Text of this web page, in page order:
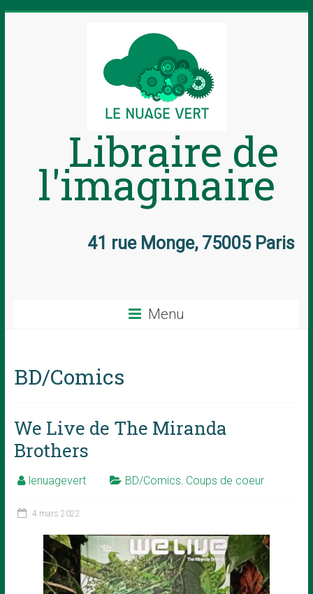
Libraire de
l'imaginaire
41 rue Monge, 75005 Paris
Menu
BD/Comics
We Live de The Miranda
Brothers
lenuagevert BD/Comics, Coups de coeur
4 mars 2022